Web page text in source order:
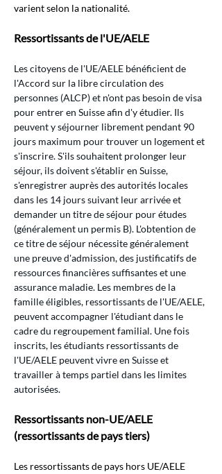
varient selon la nationalité.
Ressortissants de l'UE/AELE
Les citoyens de l'UE/AELE bénéficient de
l'Accord sur la libre circulation des
personnes (ALCP) et n'ont pas besoin de visa
pour entrer en Suisse afin d'y étudier. Ils
peuvent y séjourner librement pendant 90
jours maximum pour trouver un logement et
s'inscrire. S'ils souhaitent prolonger leur
séjour, ils doivent s'établir en Suisse,
s'enregistrer auprès des autorités locales
dans les 14 jours suivant leur arrivée et
demander un titre de séjour pour études
(généralement un permis B). L'obtention de
ce titre de séjour nécessite généralement
une preuve d'admission, des justificatifs de
ressources financières suffisantes et une
assurance maladie. Les membres de la
famille éligibles, ressortissants de l'UE/AELE,
peuvent accompagner l'étudiant dans le
cadre du regroupement familial. Une fois
inscrits, les étudiants ressortissants de
l'UE/AELE peuvent vivre en Suisse et
travailler à temps partiel dans les limites
autorisées.
Ressortissants non-UE/AELE
(ressortissants de pays tiers)
Les ressortissants de pays hors UE/AELE